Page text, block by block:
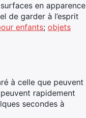
en apparence
de garder à l’esprit
enfants; objets
à celle que peuvent
rapidement
secondes à